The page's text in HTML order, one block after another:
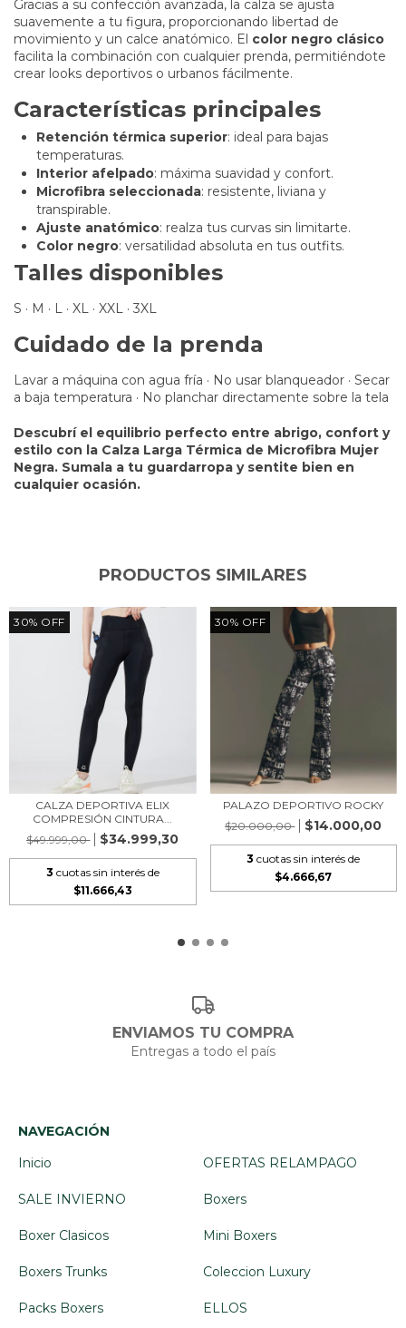
Gracias a su confección avanzada, la calza se ajusta
suavemente a tu figura, proporcionando libertad de
movimiento y un calce anatómico. El color negro clásico
facilita la combinación con cualquier prenda, permitiéndote
crear looks deportivos o urbanos fácilmente.
Características principales
Retención térmica superior: ideal para bajas
temperaturas.
Interior afelpado: máxima suavidad y confort.
Microfibra seleccionada: resistente, liviana y
transpirable.
Ajuste anatómico: realza tus curvas sin limitarte.
Color negro: versatilidad absoluta en tus outfits.
Talles disponibles
S · M · L · XL · XXL · 3XL
Cuidado de la prenda
Lavar a máquina con agua fría · No usar blanqueador · Secar
a baja temperatura · No planchar directamente sobre la tela
Descubrí el equilibrio perfecto entre abrigo, confort y
estilo con la Calza Larga Térmica de Microfibra Mujer
Negra. Sumala a tu guardarropa y sentite bien en
cualquier ocasión.
PRODUCTOS SIMILARES
30% OFF
CALZA DEPORTIVA ELIX
COMPRESIÓN CINTURA...
$49.999,00
$34.999,30
3 cuotas sin interés de
$11.666,43
30% OFF
PALAZO DEPORTIVO ROCKY
$20.000,00
$14.000,00
3 cuotas sin interés de
$4.666,67
ENVIAMOS TU COMPRA
Entregas a todo el país
NAVEGACIÓN
Inicio
OFERTAS RELAMPAGO
SALE INVIERNO Boxers
Boxer Clasicos Mini Boxers
Boxers Trunks Coleccion Luxury
Packs Boxers ELLOS